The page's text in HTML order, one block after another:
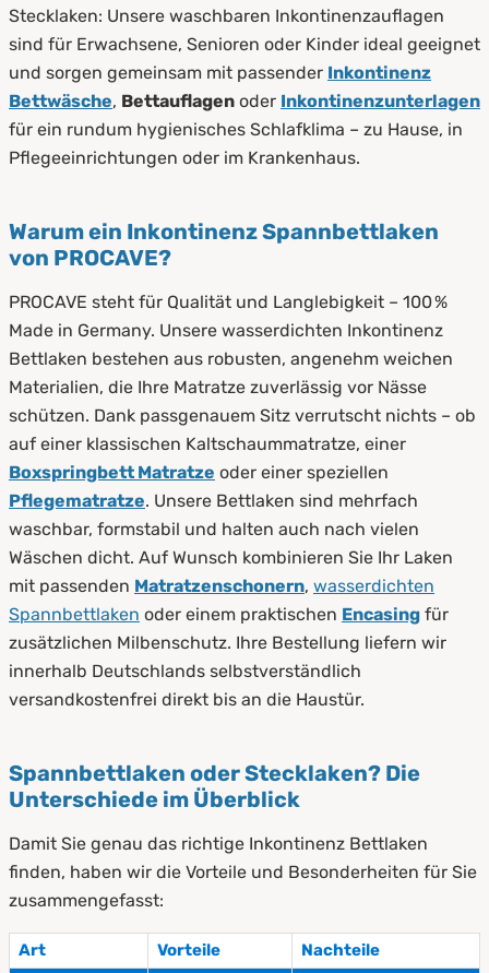
Stecklaken: Unsere waschbaren Inkontinenzauflagen
sind für Erwachsene, Senioren oder Kinder ideal geeignet
und sorgen gemeinsam mit passender Inkontinenz
Bettwäsche, Bettauflagen oder Inkontinenzunterlagen
für ein rundum hygienisches Schlafklima – zu Hause, in
Pflegeeinrichtungen oder im Krankenhaus.
Warum ein Inkontinenz Spannbettlaken
von PROCAVE?
PROCAVE steht für Qualität und Langlebigkeit – 100 %
Made in Germany. Unsere wasserdichten Inkontinenz
Bettlaken bestehen aus robusten, angenehm weichen
Materialien, die Ihre Matratze zuverlässig vor Nässe
schützen. Dank passgenauem Sitz verrutscht nichts – ob
auf einer klassischen Kaltschaummatratze, einer
Boxspringbett Matratze oder einer speziellen
Pflegematratze. Unsere Bettlaken sind mehrfach
waschbar, formstabil und halten auch nach vielen
Wäschen dicht. Auf Wunsch kombinieren Sie Ihr Laken
mit passenden Matratzenschonern, wasserdichten
Spannbettlaken oder einem praktischen Encasing für
zusätzlichen Milbenschutz. Ihre Bestellung liefern wir
innerhalb Deutschlands selbstverständlich
versandkostenfrei direkt bis an die Haustür.
Spannbettlaken oder Stecklaken? Die
Unterschiede im Überblick
Damit Sie genau das richtige Inkontinenz Bettlaken
finden, haben wir die Vorteile und Besonderheiten für Sie
zusammengefasst:
Art Vorteile Nachteile